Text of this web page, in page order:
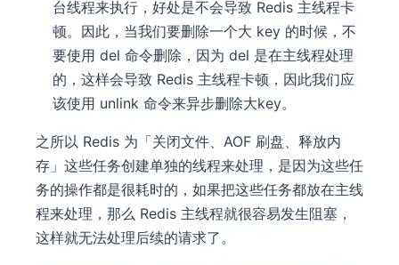
台线程来执行，好处是不会导致 Redis 主线程卡
顿。因此，当我们要删除一个大 key 的时候，不
要使用 del 命令删除，因为 del 是在主线程处理
的，这样会导致 Redis 主线程卡顿，因此我们应
该使用 unlink 命令来异步删除大key。
之所以 Redis 为「关闭文件、AOF 刷盘、释放内
存」这些任务创建单独的线程来处理，是因为这些任
务的操作都是很耗时的，如果把这些任务都放在主线
程来处理，那么 Redis 主线程就很容易发生阻塞，
这样就无法处理后续的请求了。